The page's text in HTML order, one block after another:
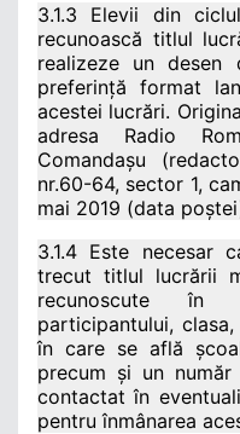
3.1.3 Elevii din
recunoască titlul
realizeze un desen
preferință format
acestei lucrări.
adresa Radio
Comandașu
nr.60-64, sector 1,
mai 2019 (data
3.1.4 Este necesar
trecut titlul lucrării
recunoscute în
participantului,
în care se află
precum și un
contactat în
pentru înmânarea